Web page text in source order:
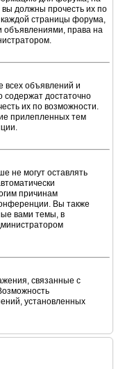
должны прочесть их по
страницы форума,
объявлениями, права на
объявлений и
содержат достаточно
их по возможности.
прилепленных тем
не могут оставлять
причинам
Вы также
вами темы, в
связанные с
установленных